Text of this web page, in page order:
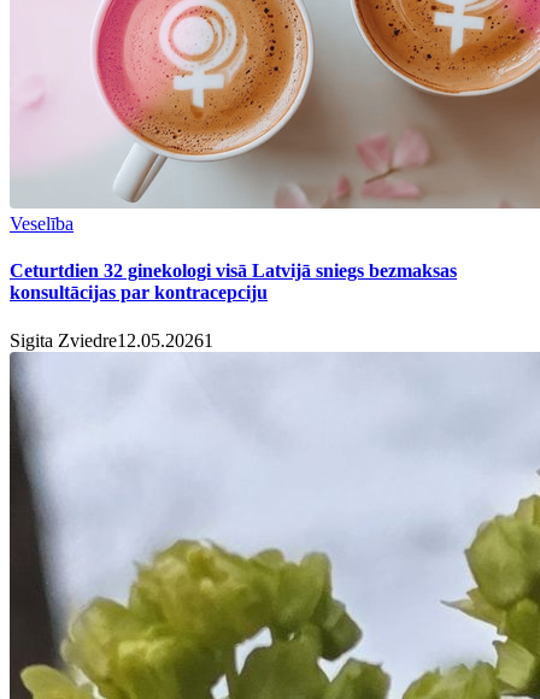
Veselība
Ceturtdien 32 ginekologi visā Latvijā sniegs bezmaksas
konsultācijas par kontracepciju
Sigita Zviedre12.05.20261